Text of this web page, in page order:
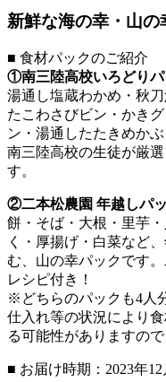
新鮮な海の幸・山の
■ 食材パックのご紹介
①南三陸高校いろどりパ
湯通し塩蔵わかめ・秋
たこわさびビン・かき
ン・湯通したたきめか
南三陸高校の生徒が厳
す。
②二本松農園 年越しパ
餅・そば・大根・里芋
く・厚揚げ・白菜など
む、山の幸パックです
レシピ付き！
※どちらのパックも4人
仕入れ等の状況により
る可能性がありますので
■ お届け時期：2023年12